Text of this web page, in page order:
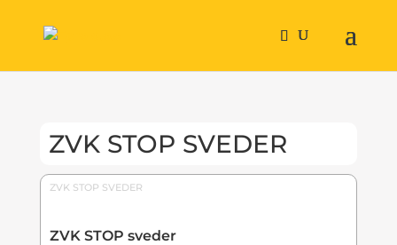
ZVK STOP SVEDER
ZVK STOP SVEDER
ZVK STOP sveder